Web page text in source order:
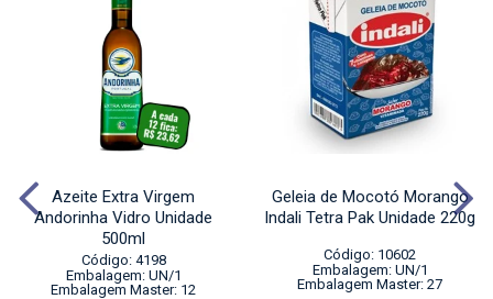
Azeite Extra Virgem
Andorinha Vidro Unidade
500ml
Código: 4198
Embalagem: UN/1
Embalagem Master: 12
Geleia de Mocotó Morango
Indali Tetra Pak Unidade 220g
Código: 10602
Embalagem: UN/1
Embalagem Master: 27